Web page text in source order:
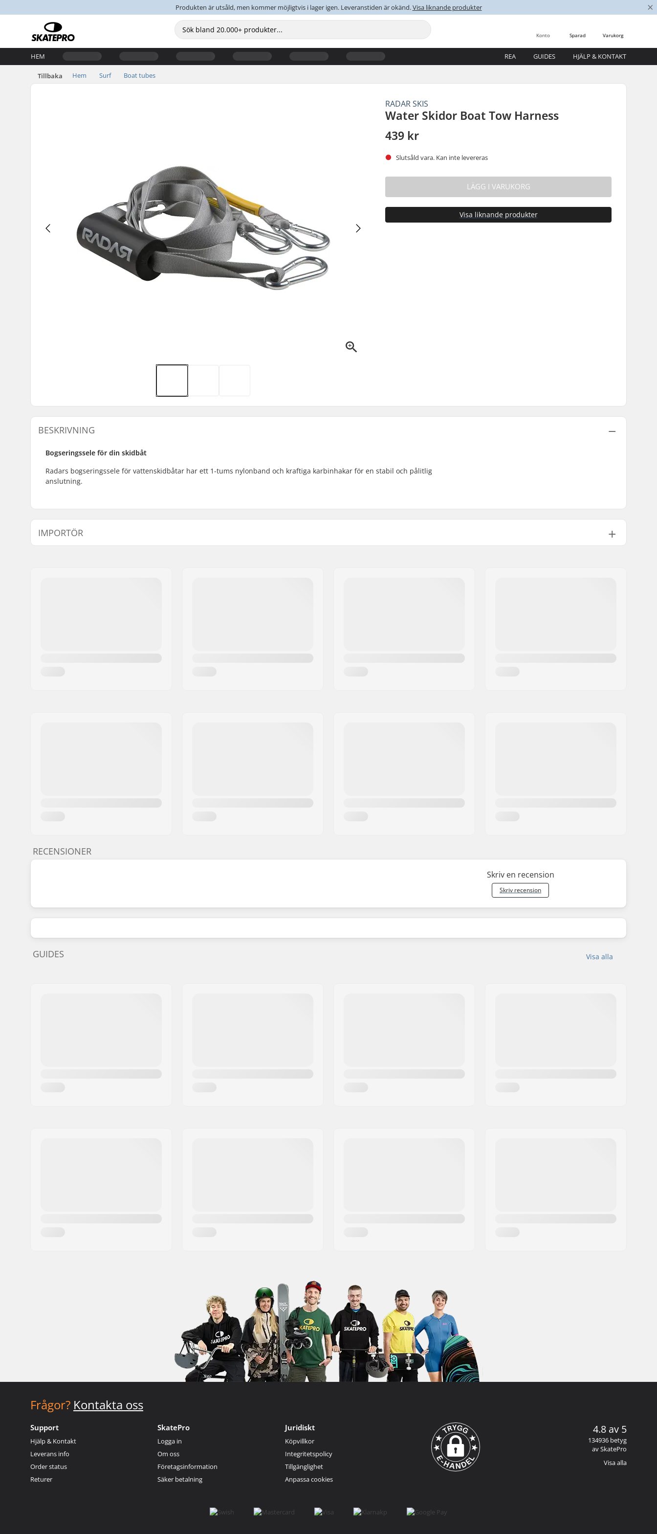
Produkten är utsåld, men kommer möjligtvis i lager igen. Leveranstiden är okänd.Visa liknande produkter ×
Varukorg
Sparad
Konto
HEM REA GUIDES HJÄLP & KONTAKT
Tillbaka Hem Surf Boat tubes
RADAR SKIS
Water Skidor Boat Tow Harness
439 kr
Slutsåld vara. Kan inte levereras
LÄGG I VARUKORG
Visa liknande produkter
BESKRIVNING
Bogseringssele för din skidbåt
Radars bogseringssele för vattenskidbåtar har ett 1-tums nylonband och kraftiga karbinhakar för en stabil och pålitlig
anslutning.
IMPORTÖR
RECENSIONER
Skriv en recension
Skriv recension
Visa alla
GUIDES
Frågor? Kontakta oss
Support
Hjälp & Kontakt
Leverans info
Order status
Returer
SkatePro
Logga in
Om oss
Företagsinformation
Säker betalning
Juridiskt
Köpvillkor
Integritetspolicy
Tillgänglighet
Anpassa cookies
4.8 av 5
134936 betyg
av SkatePro
Visa alla